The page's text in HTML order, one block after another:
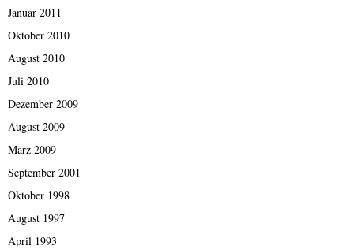
Januar 2011
Oktober 2010
August 2010
Juli 2010
Dezember 2009
August 2009
März 2009
September 2001
Oktober 1998
August 1997
April 1993